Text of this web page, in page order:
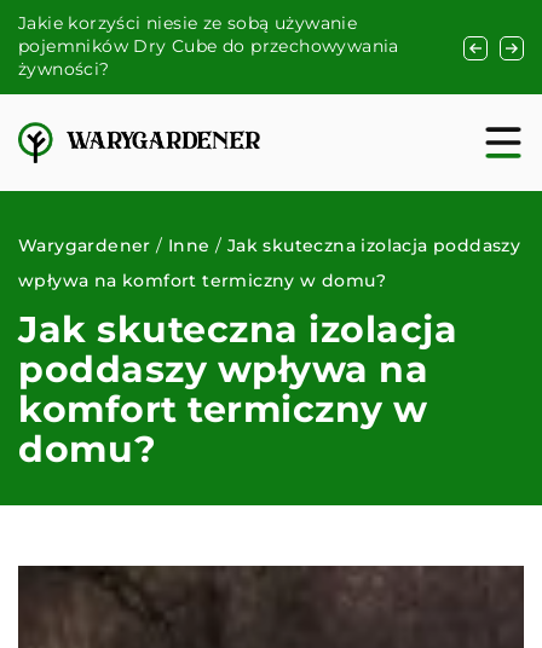
niesie ze sobą używanie
Cube do przechowywania
Jak dobrze dobrać
praktyczne porady
Warygardener / Inne / Jak skuteczna izolacja poddaszy
wpływa na komfort termiczny w domu?
Jak skuteczna izolacja
poddaszy wpływa na
komfort termiczny w
domu?